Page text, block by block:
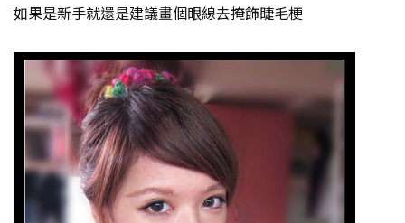
如果是新手就還是建議畫個眼線去掩飾睫毛梗